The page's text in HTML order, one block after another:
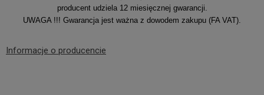
producent udziela 12 miesięcznej gwarancji.
UWAGA !!! Gwarancja jest ważna z dowodem zakupu (FA VAT).
Informacje o producencie